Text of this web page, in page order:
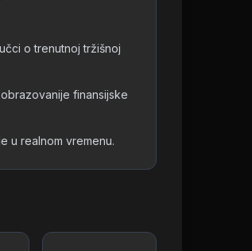
o trenutnoj tržišnoj
finansijske
u realnom vremenu.